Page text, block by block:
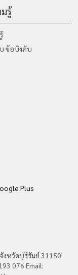
รู้
ข้อบังคับ
งหวัดบุรีรัมย์ 31150
076 Email: